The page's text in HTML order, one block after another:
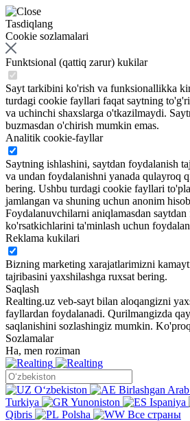
Tasdiqlang
Cookie sozlamalari
Funktsional (qattiq zarur) kukilar
Sayt tarkibini ko'rish va funksionallikka
turdagi cookie fayllari faqat saytning
va uchinchi shaxslarga o'tkazilmaydi.
buzmasdan o'chirish mumkin emas.
Analitik cookie-fayllar
Saytning ishlashini, saytdan foydalanish
va undan foydalanishni yanada qulayroq
bering. Ushbu turdagi cookie fayllari
jamlangan va shuning uchun anonim
Foydalanuvchilarni aniqlamasdan
ko'rsatkichlarini ta'minlash uchun
Reklama kukilari
Bizning marketing xarajatlarimizni
tajribasini yaxshilashga ruxsat bering.
Saqlash
Realting.uz veb-sayt bilan aloqangizni
fayllardan foydalanadi. Qurilmangizda
saqlanishini sozlashingiz mumkin.
Sozlamalar
Ha, men roziman
Oʻzbekiston
Birlashgan
Turkiya
Yunoniston Ispaniya
Qibris
Polsha Все страны